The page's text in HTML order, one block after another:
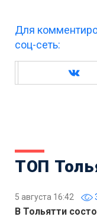
Для
соц-сеть:
ТОП
5 августа 16:42
В Тольятти